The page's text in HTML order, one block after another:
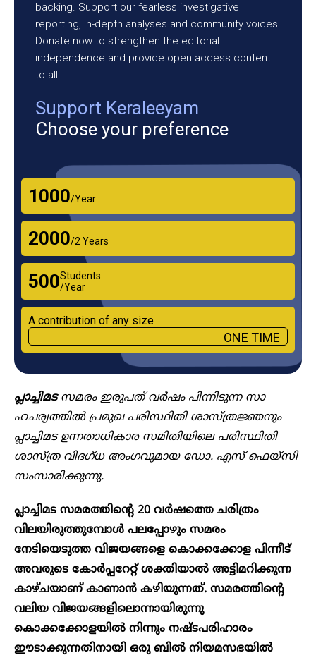
backing. Support our fearless investigative
reporting, in-depth analyses and community voices.
Donate now to strengthen the editorial
independence and provide open access content
to all.
Support Keraleeyam
Choose your preference
₹1000/Year
₹2000/2 Years
₹500Students
/Year
A contribution of any size
ONE TIME
പ്ലാച്ചിമടസമരം ഇരുപത് വർഷം പിന്നിടുന്ന സാ​
ഹചര്യത്തിൽ പ്രമുഖ പരിസ്ഥിതി ശാസ്ത്രജ്ഞനും
പ്ലാച്ചിമട ഉന്നതാധികാര സമിതിയിലെ പരിസ്ഥിതി
ശാസ്ത്ര വിദ​ഗ്ധ അം​ഗവുമായ ഡോ. എസ് ഫെയ്സി
സംസാരിക്കുന്നു.
പ്ലാച്ചിമട സമരത്തിന്റെ 20 വർഷത്തെ ചരിത്രം
വിലയിരുത്തുമ്പോൾ പലപ്പോഴും സമരം
നേടിയെടുത്ത വിജയങ്ങളെ കൊക്കക്കോള പിന്നീട്
അവരുടെ കോർപ്പറേറ്റ് ശക്തിയാൽ അട്ടിമറിക്കുന്ന
കാഴ്ചയാണ് കാണാൻ കഴിയുന്നത്. സമരത്തിന്റെ
വലിയ വിജയങ്ങളിലൊന്നായിരുന്നു
കൊക്കക്കോളയിൽ നിന്നും നഷ്ടപരിഹാരം
ഈടാക്കുന്നതിനായി ഒരു ബിൽ നിയമസഭയിൽ